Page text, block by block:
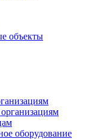
объекты
оборудование